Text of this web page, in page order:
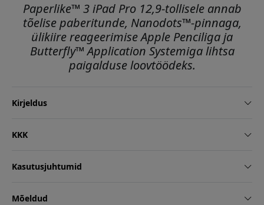
Paperlike™ 3 iPad Pro 12,9-tollisele annab
tõelise paberitunde, Nanodots™-pinnaga,
ülikiire reageerimise Apple Penciliga ja
Butterfly™ Application Systemiga lihtsa
paigalduse loovtöödeks.
Kirjeldus
KKK
Kasutusjuhtumid
Mõeldud